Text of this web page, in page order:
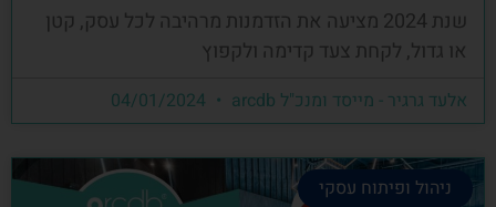
שנת 2024 מציעה את הזדמנות מרהיבה לכל עסק, קטן
או גדול, לקחת צעד קדימה ולקפוץ
אלעד גרגיר - מייסד ומנכ"ל arcdb
ניהול ופיתוח עסקי